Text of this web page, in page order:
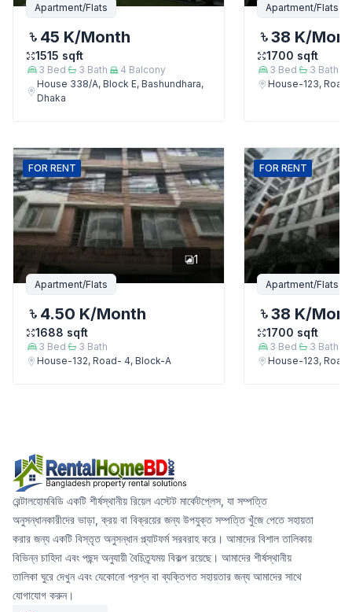
Apartment/Flats
45 K/Month
1515 sqft
3 Bed 3 Bath 4 Balcony
House 338/A, Block E, Bashundhara,
Dhaka
Apartment/Flats
38 K/
1700 sqft
3 Bed 3 Bath
House-123,
FOR RENT
1
Apartment/Flats
4.50 K/Month
1688 sqft
3 Bed 3 Bath
House-132, Road- 4, Block-A
FOR RENT
Apartment/Flats
38 K/
1700 sqft
3 Bed 3 Bath
House-123,
রেন্টালহোমবিডি একটি শীর্ষস্থানীয় রিয়েল এস্টেট মার্কেটপ্লেস, যা সম্পত্তি
অনুসন্ধানকারীদের ভাড়া, ক্রয় বা বিক্রয়ের জন্য উপযুক্ত সম্পত্তি খুঁজে পেতে সহায়তা
করার জন্য একটি বিস্তৃত অনুসন্ধান প্ল্যাটফর্ম সরবরাহ করে। আমাদের বিশাল তালিকায়
বিভিন্ন চাহিদা এবং পছন্দ অনুযায়ী বৈচিত্র্যময় বিকল্প রয়েছে। আমাদের শীর্ষস্থানীয়
তালিকা ঘুরে দেখুন এবং যেকোনো প্রশ্ন বা ব্যক্তিগত সহায়তার জন্য আমাদের সাথে
যোগাযোগ করুন।